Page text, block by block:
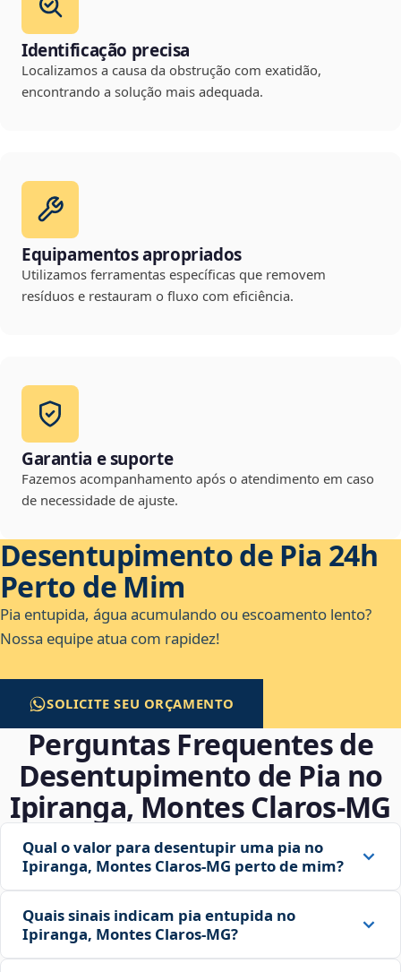
Identificação precisa
Localizamos a causa da obstrução com exatidão,
encontrando a solução mais adequada.
Equipamentos apropriados
Utilizamos ferramentas específicas que removem
resíduos e restauram o fluxo com eficiência.
Garantia e suporte
Fazemos acompanhamento após o atendimento em caso
de necessidade de ajuste.
Desentupimento de Pia 24h
Perto de Mim
Pia entupida, água acumulando ou escoamento lento?
Nossa equipe atua com rapidez!
SOLICITE SEU ORÇAMENTO
Perguntas Frequentes de
Desentupimento de Pia no
Ipiranga, Montes Claros‑MG
Qual o valor para desentupir uma pia no
Ipiranga, Montes Claros‑MG perto de mim?
Quais sinais indicam pia entupida no
Ipiranga, Montes Claros‑MG?